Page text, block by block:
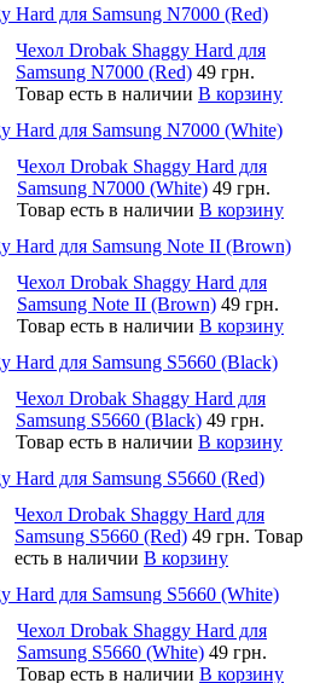
Hard для Samsung N7000 (Red)
Чехол Drobak Shaggy Hard для
Samsung N7000 (Red) 49 грн.
Товар есть в наличии В корзину
Hard для Samsung N7000 (White)
Чехол Drobak Shaggy Hard для
Samsung N7000 (White) 49 грн.
Товар есть в наличии В корзину
Hard для Samsung Note II (Brown)
Чехол Drobak Shaggy Hard для
Samsung Note II (Brown) 49 грн.
Товар есть в наличии В корзину
Hard для Samsung S5660 (Black)
Чехол Drobak Shaggy Hard для
Samsung S5660 (Black) 49 грн.
Товар есть в наличии В корзину
Hard для Samsung S5660 (Red)
Чехол Drobak Shaggy Hard для
Samsung S5660 (Red) 49 грн. Товар
есть в наличии В корзину
Hard для Samsung S5660 (White)
Чехол Drobak Shaggy Hard для
Samsung S5660 (White) 49 грн.
Товар есть в наличии В корзину